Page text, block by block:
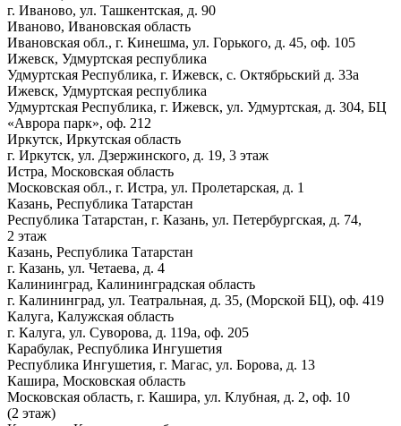
г. Иваново, ул. Ташкентская, д. 90
Иваново, Ивановская область
Ивановская обл., г. Кинешма, ул. Горького, д. 45, оф. 105
Ижевск, Удмуртская республика
Удмуртская Республика, г. Ижевск, с. Октябрьский д. 33а
Ижевск, Удмуртская республика
Удмуртская Республика, г. Ижевск, ул. Удмуртская, д. 304, БЦ
«Аврора парк», оф. 212
Иркутск, Иркутская область
г. Иркутск, ул. Дзержинского, д. 19, 3 этаж
Истра, Московская область
Московская обл., г. Истра, ул. Пролетарская, д. 1
Казань, Республика Татарстан
Республика Татарстан, г. Казань, ул. Петербургская, д. 74,
2 этаж
Казань, Республика Татарстан
г. Казань, ул. Четаева, д. 4
Калининград, Калининградская область
г. Калининград, ул. Театральная, д. 35, (Морской БЦ), оф. 419
Калуга, Калужская область
г. Калуга, ул. Суворова, д. 119а, оф. 205
Карабулак, Республика Ингушетия
Республика Ингушетия, г. Магас, ул. Борова, д. 13
Кашира, Московская область
Московская область, г. Кашира, ул. Клубная, д. 2, оф. 10
(2 этаж)